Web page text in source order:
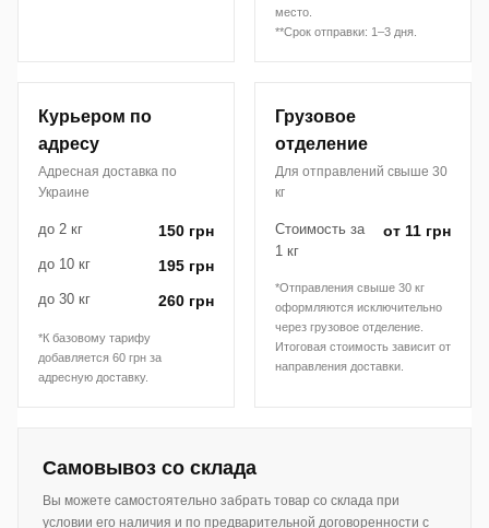
место.
**Срок отправки: 1–3 дня.
Курьером по
адресу
Адресная доставка по
Украине
до 2 кг 150 грн
до 10 кг 195 грн
до 30 кг 260 грн
*К базовому тарифу
добавляется 60 грн за
адресную доставку.
Грузовое
отделение
Для отправлений свыше 30
кг
Стоимость за
1 кг
от 11 грн
*Отправления свыше 30 кг
оформляются исключительно
через грузовое отделение.
Итоговая стоимость зависит от
направления доставки.
Самовывоз со склада
Вы можете самостоятельно забрать товар со склада при
условии его наличия и по предварительной договоренности с